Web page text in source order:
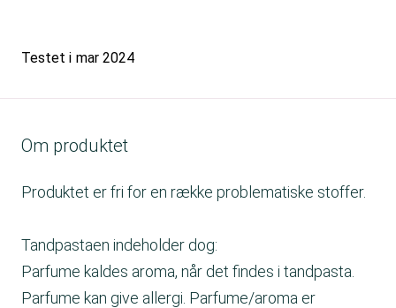
Testet i mar 2024
Om produktet
Produktet er fri for en række problematiske stoffer.
Tandpastaen indeholder dog:
Parfume kaldes aroma, når det findes i tandpasta.
Parfume kan give allergi. Parfume/aroma er